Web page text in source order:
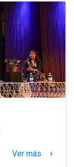
Ver más keyboard_arrow_right